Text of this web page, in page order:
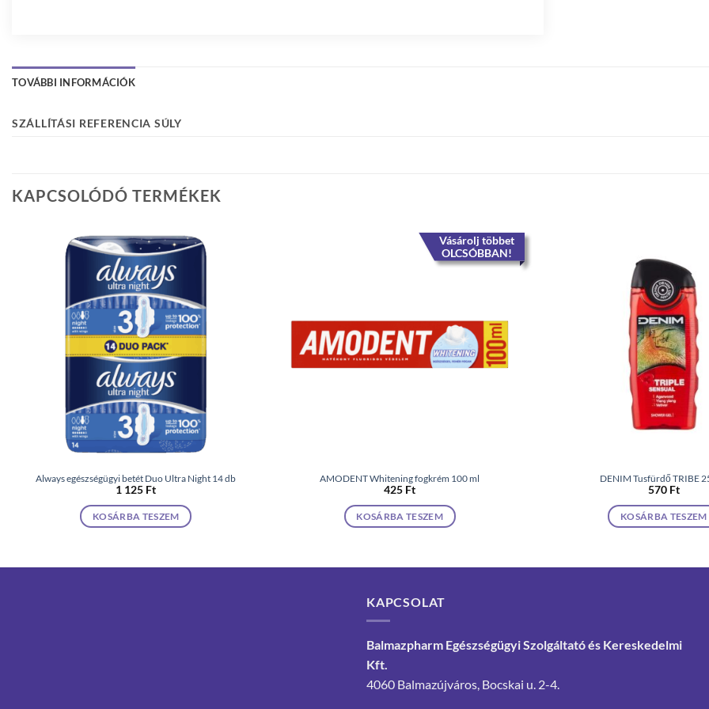
TOVÁBBI INFORMÁCIÓK
SZÁLLÍTÁSI REFERENCIA SÚLY
KAPCSOLÓDÓ TERMÉKEK
Always egészségügyi betét Duo Ultra Night 14 db
1 125 Ft
KOSÁRBA TESZEM
Vásárolj többet
OLCSÓBBAN!
AMODENT Whitening fogkrém 100 ml
425 Ft
KOSÁRBA TESZEM
DENIM Tusfürdő TRIBE
570 Ft
KOSÁRBA TESZEM
KAPCSOLAT
Balmazpharm Egészségügyi Szolgáltató és Kereskedelmi
Kft.
4060 Balmazújváros, Bocskai u. 2-4.